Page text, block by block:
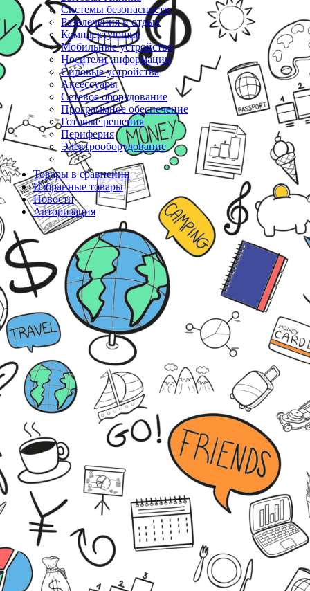
Системы безопасности
Развлечения и отдых
Комплектующие
Мобильные устройства
Носители информации
Силовые устройства
Аксессуары
Сетевое оборудование
Программное обеспечение
Готовые решения
Периферия
Электрооборудование
Товары в сравнении
Избранные товары
Новости
Авторизация